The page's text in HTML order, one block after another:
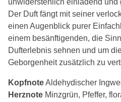
unwiderstehlich einladend und
Der Duft fängt mit seiner
einen Augenblick purer
einem besänftigenden, die
Dufterlebnis sehnen und um
Geborgenheit zusätzlich zu
KopfnoteAldehydischer
Herznote Minzgrün, Pfeffer,